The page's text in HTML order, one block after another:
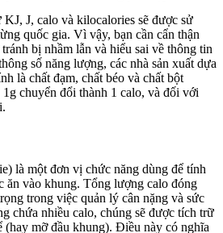
J, calo và kilocalories sẽ được sử
quốc gia. Vì vậy, bạn cần cẩn thận
bị nhầm lẫn và hiểu sai về thông tin
số năng lượng, các nhà sản xuất dựa
là chất đạm, chất béo và chất bột
chuyển đổi thành 1 calo, và đối với
là một đơn vị chức năng dùng để tính
ăn vào khung. Tổng lượng calo đóng
trong việc quản lý cân nặng và sức
chứa nhiều calo, chúng sẽ được tích trữ
(hay mỡ đầu khung). Điều này có nghĩa